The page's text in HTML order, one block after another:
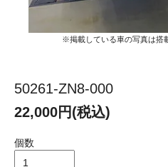
※掲載している車の写真は搭
50261-ZN8-000
22,000円(税込)
個数